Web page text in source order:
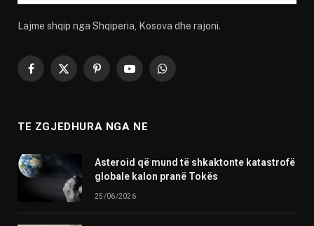
Lajme shqip nga Shqiperia, Kosova dhe rajoni.
Facebook
X
PinterestYouTubeWhatsApp
TE ZGJEDHURA NGA NE
Asteroid që mund të shkaktonte katastrofë
globale kalon pranë Tokës
25/06/2026